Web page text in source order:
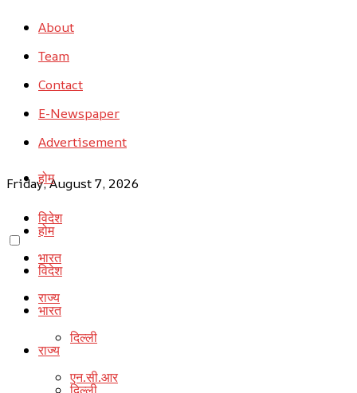
About
Team
Contact
E-Newspaper
Advertisement
Friday, August 7, 2026
होम
विदेश
भारत
राज्य
दिल्ली
एन.सी.आर
होम
विदेश
भारत
राज्य